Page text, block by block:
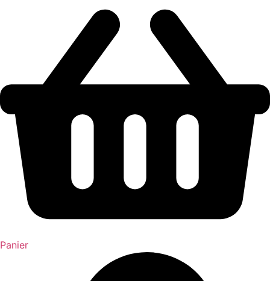
Panier